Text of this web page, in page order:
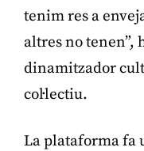
tenim res a
altres no tenen”,
dinamitzador
col·lectiu.
La plataforma fa